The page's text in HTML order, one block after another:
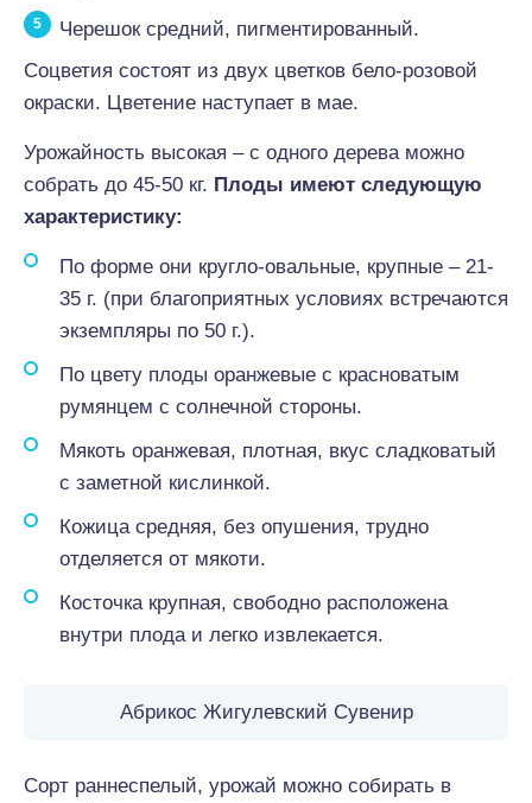
Черешок средний, пигментированный.
Соцветия состоят из двух цветков бело-розовой
окраски. Цветение наступает в мае.
Урожайность высокая – с одного дерева можно
собрать до 45-50 кг. Плоды имеют следующую
характеристику:
По форме они кругло-овальные, крупные – 21-
35 г. (при благоприятных условиях встречаются
экземпляры по 50 г.).
По цвету плоды оранжевые с красноватым
румянцем с солнечной стороны.
Мякоть оранжевая, плотная, вкус сладковатый
с заметной кислинкой.
Кожица средняя, без опушения, трудно
отделяется от мякоти.
Косточка крупная, свободно расположена
внутри плода и легко извлекается.
Абрикос Жигулевский Сувенир
Сорт раннеспелый, урожай можно собирать в